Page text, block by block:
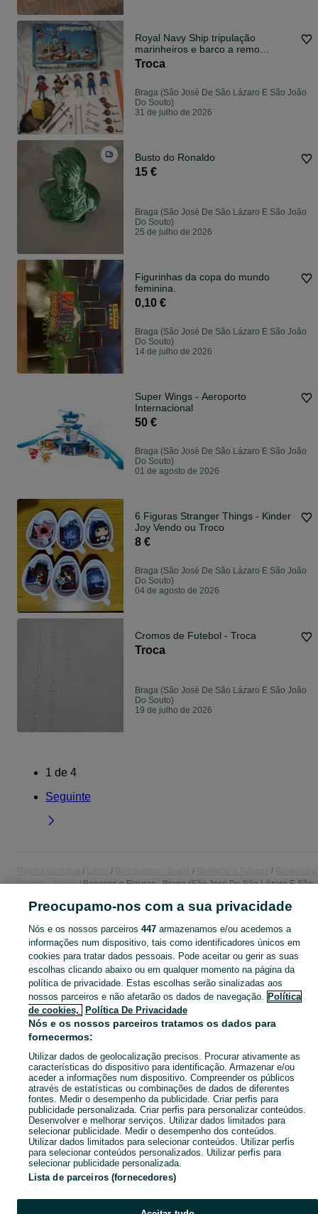
Royal Navy Ship tripulação
marinheiros e barco a remo
conjunto 3282
Troca
Braga (São José De São Lázaro E São João
Do Souto)
31 de julho de 2026
Busto do Ronaldo
15 €
Braga (São José De São Lázaro E São João
Do Souto)
25 de julho de 2026
Figurinhas da copa do mundo
feminina.
0,10 €
Braga (São José De São Lázaro E São João
Do Souto)
14 de julho de 2026
Super Wings - Aeroporto
Internacional
50 €
Braga (São José De São Lázaro E São João
Do Souto)
01 de agosto de 2026
6 Figuras Stranger Things - Kinder
Joy Vendo ou Troco
8 €
Braga (São José De São Lázaro E São João
Do Souto)
04 de agosto de 2026
Cromos de Futebol - Troca
Troca
Braga (São José De São Lázaro E São João
Do Souto)
19 de julho de 2026
1 de 4
Seguinte
Figuras - Braga
Bonecos e Figuras - Braga (São José De São Lázaro E São
CATEGORIA
Navegue pelos últimos anúncios de Bonecos e Figuras em Braga (São José De São Lázaro E São João Do Souto) no OLX Portugal. Compre e venda produtos locais com facilidade e segurança. Mostrar
Mapa do site
Mapa das freguesias
Mapa de mini-sites
Pesquisas populares
Preocupamo-nos com a sua privacidade
Nós e os nossos parceiros 447armazenamos e/ou acedemos a
informações num dispositivo, tais como identificadores únicos em
cookies para tratar dados pessoais. Pode aceitar ou gerir as suas
escolhas clicando abaixo ou em qualquer momento na página da
política de privacidade. Estas escolhas serão sinalizadas aos
nossos parceiros e não afetarão os dados de navegação. Política
de cookies,
Política De Privacidade
Nós e os nossos parceiros tratamos os dados para
fornecermos:
Utilizar dados de geolocalização precisos. Procurar ativamente as
características do dispositivo para identificação. Armazenar e/ou
aceder a informações num dispositivo. Compreender os públicos
através de estatísticas ou combinações de dados de diferentes
fontes. Medir o desempenho da publicidade. Criar perfis para
publicidade personalizada. Criar perfis para personalizar conteúdos.
Desenvolver e melhorar serviços. Utilizar dados limitados para
selecionar publicidade. Medir o desempenho dos conteúdos.
Utilizar dados limitados para selecionar conteúdos. Utilizar perfis
para selecionar conteúdos personalizados. Utilizar perfis para
selecionar publicidade personalizada.
Lista de parceiros (fornecedores)